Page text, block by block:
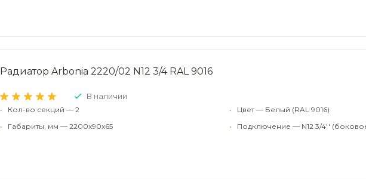
Радиатор Arbonia 2220/02 N12 3/4 RAL 9016
В наличии
•
Кол-во секций — 2
•
Габариты, мм — 2200x90x65
•
Цвет — Белый (RAL 9016)
•
Подключение — N12 3/4''